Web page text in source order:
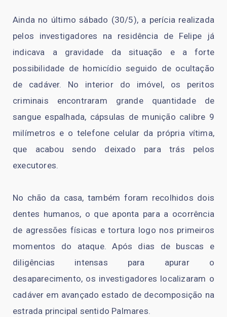
Ainda no último sábado (30/5), a perícia realizada
pelos investigadores na residência de Felipe já
indicava a gravidade da situação e a forte
possibilidade de homicídio seguido de ocultação
de cadáver. No interior do imóvel, os peritos
criminais encontraram grande quantidade de
sangue espalhada, cápsulas de munição calibre 9
milímetros e o telefone celular da própria vítima,
que acabou sendo deixado para trás pelos
executores.
No chão da casa, também foram recolhidos dois
dentes humanos, o que aponta para a ocorrência
de agressões físicas e tortura logo nos primeiros
momentos do ataque. Após dias de buscas e
diligências intensas para apurar o
desaparecimento, os investigadores localizaram o
cadáver em avançado estado de decomposição na
estrada principal sentido Palmares.